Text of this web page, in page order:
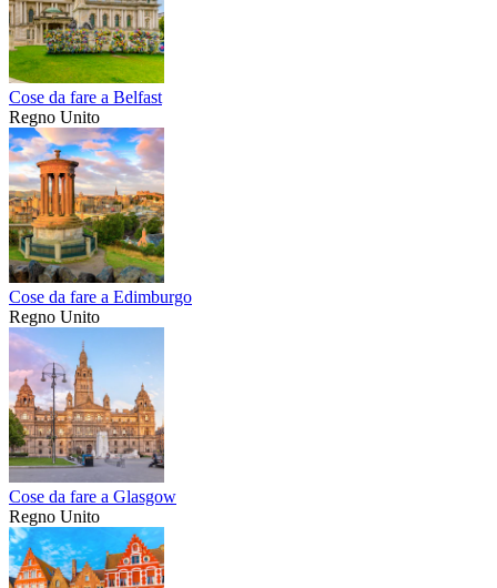
Cose da fare a Belfast
Regno Unito
Cose da fare a Edimburgo
Regno Unito
Cose da fare a Glasgow
Regno Unito